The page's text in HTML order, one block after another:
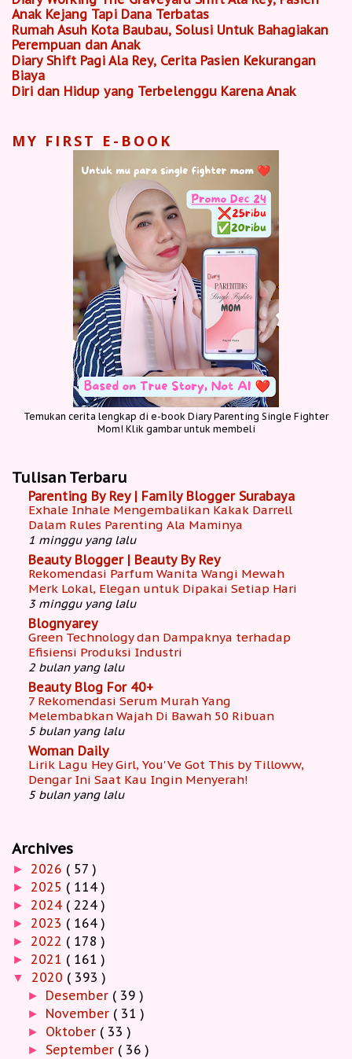
Anak Kejang Tapi Dana Terbatas
Rumah Asuh Kota Baubau, Solusi Untuk Bahagiakan
Perempuan dan Anak
Diary Shift Pagi Ala Rey, Cerita Pasien Kekurangan
Biaya
Diri dan Hidup yang Terbelenggu Karena Anak
MY FIRST E-BOOK
Temukan cerita lengkap di e-book Diary Parenting Single Fighter
Mom! Klik gambar untuk membeli
Tulisan Terbaru
Parenting By Rey | Family Blogger Surabaya
Exhale Inhale Mengembalikan Kakak Darrell
Dalam Rules Parenting Ala Maminya
1 minggu yang lalu
Beauty Blogger | Beauty By Rey
Rekomendasi Parfum Wanita Wangi Mewah
Merk Lokal, Elegan untuk Dipakai Setiap Hari
3 minggu yang lalu
Blognyarey
Green Technology dan Dampaknya terhadap
Efisiensi Produksi Industri
2 bulan yang lalu
Beauty Blog For 40+
7 Rekomendasi Serum Murah Yang
Melembabkan Wajah Di Bawah 50 Ribuan
5 bulan yang lalu
Woman Daily
Lirik Lagu Hey Girl, You'Ve Got This by Tilloww,
Dengar Ini Saat Kau Ingin Menyerah!
5 bulan yang lalu
Archives
► 2026 ( 57 )
► 2025 ( 114 )
► 2024 ( 224 )
► 2023 ( 164 )
► 2022 ( 178 )
► 2021 ( 161 )
▼ 2020 ( 393 )
► Desember ( 39 )
► November ( 31 )
► Oktober ( 33 )
► September ( 36 )